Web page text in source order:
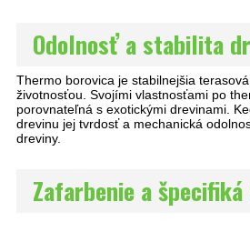
Odolnosť a stabilita
Thermo borovica je stabilnejšia
životnosťou. Svojími vlastnosťami po
porovnateľná s exotickými drevinami.
drevinu jej tvrdosť a mechanická
dreviny.
Zafarbenie a